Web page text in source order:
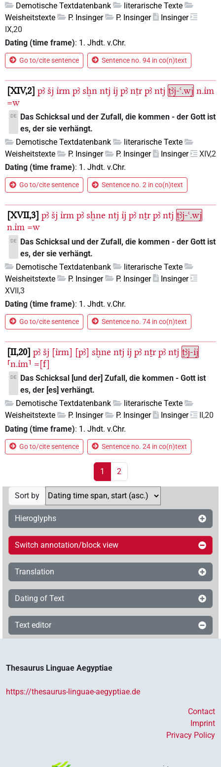
Demotische Textdatenbank
literarische Texte
Weisheitstexte
P. Insinger P. Insinger
Insinger
IX,20
Dating (time frame): 1. Jhdt. v.Chr.
Go to/cite sentence Sentence no. 94 in co(n)text
XIV,2 pꜣ šj ı͗rm pꜣ sḫn ntj ı͗j pꜣ nṯr pꜣ ntj ṯꜣj-ꜥ.wj n.ı͗m
=w
DE
Das Schicksal und der Zufall, die kommen - der Gott ist
es, der sie verhängt.
Demotische Textdatenbank
literarische Texte
Weisheitstexte
P. Insinger P. Insinger Insinger
XIV,2
Dating (time frame): 1. Jhdt. v.Chr.
Go to/cite sentence Sentence no. 2 in co(n)text
XVII,3 pꜣ šj ı͗rm pꜣ sḫne ntj ı͗j pꜣ nṯr pꜣ ntj ṯꜣj-ꜥ.wj
n.ı͗m =w
DE
Das Schicksal und der Zufall, die kommen - der Gott ist
es, der sie verhängt.
Demotische Textdatenbank
literarische Texte
Weisheitstexte
P. Insinger P. Insinger
Insinger
XVII,3
Dating (time frame): 1. Jhdt. v.Chr.
Go to/cite sentence Sentence no. 74 in co(n)text
II,20 pꜣ šj [ı͗rm] [pꜣ] sḫne ntj ı͗j pꜣ nṯr pꜣ ntj ṯꜣj-ı͗j
⸢n.ı͗m⸣ =[f]
DE
Das Schicksal [und der] Zufall, die kommen - Gott ist
es, der [es] verhängt.
Demotische Textdatenbank
literarische Texte
Weisheitstexte
P. Insinger P. Insinger Insinger
II,20
Dating (time frame): 1. Jhdt. v.Chr.
Go to/cite sentence Sentence no. 24 in co(n)text
1 2
Sort by
Hieroglyphs
Switch annotation/block view
Translation
Dating of Text
Text editor
Thesaurus Linguae Aegyptiae
https://thesaurus-linguae-aegyptiae.de
Contact
Imprint
Privacy Policy